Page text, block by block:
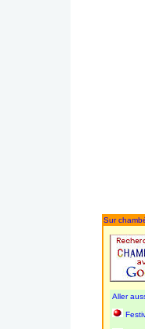
Sur
Aller